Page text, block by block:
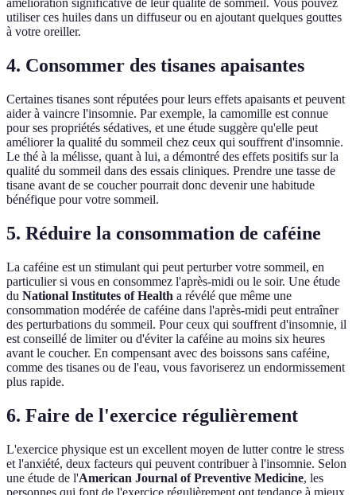
amélioration significative de leur qualité de sommeil. Vous pouvez
utiliser ces huiles dans un diffuseur ou en ajoutant quelques gouttes
à votre oreiller.
4. Consommer des tisanes apaisantes
Certaines tisanes sont réputées pour leurs effets apaisants et peuvent
aider à vaincre l'insomnie. Par exemple, la camomille est connue
pour ses propriétés sédatives, et une étude suggère qu'elle peut
améliorer la qualité du sommeil chez ceux qui souffrent d'insomnie.
Le thé à la mélisse, quant à lui, a démontré des effets positifs sur la
qualité du sommeil dans des essais cliniques. Prendre une tasse de
tisane avant de se coucher pourrait donc devenir une habitude
bénéfique pour votre sommeil.
5. Réduire la consommation de caféine
La caféine est un stimulant qui peut perturber votre sommeil, en
particulier si vous en consommez l'après-midi ou le soir. Une étude
du National Institutes of Health a révélé que même une
consommation modérée de caféine dans l'après-midi peut entraîner
des perturbations du sommeil. Pour ceux qui souffrent d'insomnie, il
est conseillé de limiter ou d'éviter la caféine au moins six heures
avant le coucher. En compensant avec des boissons sans caféine,
comme des tisanes ou de l'eau, vous favoriserez un endormissement
plus rapide.
6. Faire de l'exercice régulièrement
L'exercice physique est un excellent moyen de lutter contre le stress
et l'anxiété, deux facteurs qui peuvent contribuer à l'insomnie. Selon
une étude de l'American Journal of Preventive Medicine, les
personnes qui font de l'exercice régulièrement ont tendance à mieux